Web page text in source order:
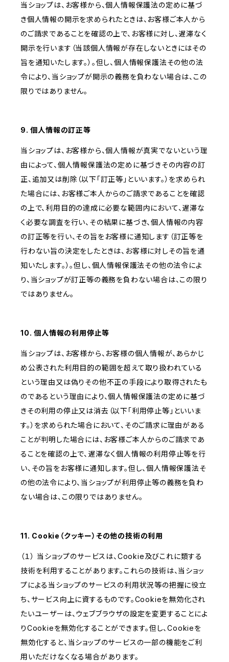
当ショップは、お客様から、個人情報保護法の定めに基づ
き個人情報の開示を求められたときは、お客様ご本人から
のご請求であることを確認の上で、お客様に対し、遅滞なく
開示を行います（当該個人情報が存在しないときにはその
旨を通知いたします。）。但し、個人情報保護法その他の法
令により、当ショップが開示の義務を負わない場合は、この
限りではありません。
9. 個人情報の訂正等
当ショップは、お客様から、個人情報が真実でないという理
由によって、個人情報保護法の定めに基づきその内容の訂
正、追加又は削除（以下「訂正等」といいます。）を求められ
た場合には、お客様ご本人からのご請求であることを確認
の上で、利用目的の達成に必要な範囲内において、遅滞な
く必要な調査を行い、その結果に基づき、個人情報の内容
の訂正等を行い、その旨をお客様に通知します（訂正等を
行わない旨の決定をしたときは、お客様に対しその旨を通
知いたします。）。但し、個人情報保護法その他の法令によ
り、当ショップが訂正等の義務を負わない場合は、この限り
ではありません。
10. 個人情報の利用停止等
当ショップは、お客様から、お客様の個人情報が、あらかじ
め公表された利用目的の範囲を超えて取り扱われている
という理由又は偽りその他不正の手段により取得されたも
のであるという理由により、個人情報保護法の定めに基づ
きその利用の停止又は消去（以下「利用停止等」といいま
す。）を求められた場合において、そのご請求に理由がある
ことが判明した場合には、お客様ご本人からのご請求であ
ることを確認の上で、遅滞なく個人情報の利用停止等を行
い、その旨をお客様に通知します。但し、個人情報保護法そ
の他の法令により、当ショップが利用停止等の義務を負わ
ない場合は、この限りではありません。
11. Cookie（クッキー）その他の技術の利用
（１） 当ショップのサービスは、Cookie及びこれに類する
技術を利用することがあります。これらの技術は、当ショッ
プによる当ショップのサービスの利用状況等の把握に役立
ち、サービス向上に資するものです。Cookieを無効化され
たいユーザーは、ウェブブラウザの設定を変更することによ
りCookieを無効化することができます。但し、Cookieを
無効化すると、当ショップのサービスの一部の機能をご利
用いただけなくなる場合があります。